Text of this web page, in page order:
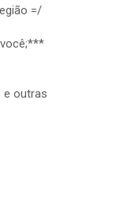
=/
e outras